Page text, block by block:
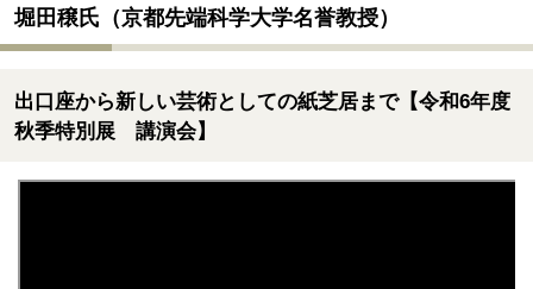
堀田穣氏（京都先端科学大学名誉教授）
出口座から新しい芸術としての紙芝居まで【令和6年度
秋季特別展 講演会】